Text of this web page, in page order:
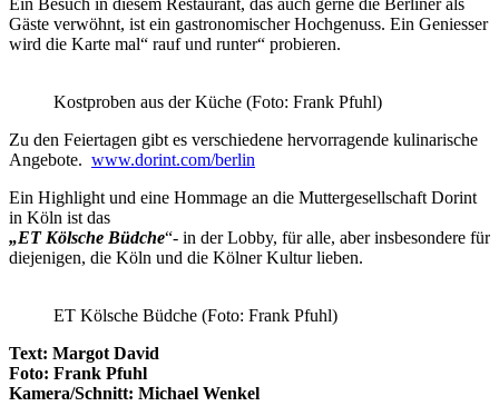
Gäste verwöhnt, ist ein gastronomischer Hochgenuss. Ein Geniesser
wird die Karte mal“ rauf und runter“ probieren.
Kostproben aus der Küche (Foto: Frank Pfuhl)
Zu den Feiertagen gibt es verschiedene hervorragende kulinarische
Angebote. www.dorint.com/berlin
Ein Highlight und eine Hommage an die Muttergesellschaft Dorint
in Köln ist das
„ET Kölsche Büdche“- in der Lobby, für alle, aber insbesondere für
diejenigen, die Köln und die Kölner Kultur lieben.
ET Kölsche Büdche (Foto: Frank Pfuhl)
Text: Margot David
Foto: Frank Pfuhl
Kamera/Schnitt: Michael Wenkel